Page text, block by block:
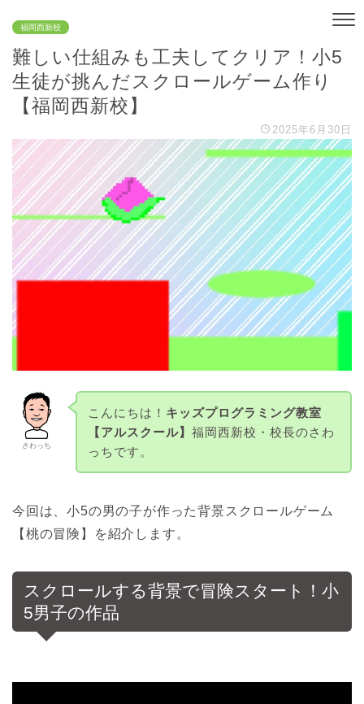
福岡西新校
難しい仕組みも工夫してクリア！小5
生徒が挑んだスクロールゲーム作り
【福岡西新校】
2025年6月30日
さわっち
こんにちは！ キッズプログラミング教室
【アルスクール】 福岡西新校・校長のさわ
っちです。
今回は、小5の男の子が作った背景スクロールゲーム
【桃の冒険】を紹介します。
スクロールする背景で冒険スタート！小
5男子の作品